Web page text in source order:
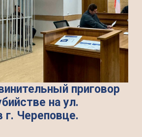
приговор
на ул.
г. Череповце.